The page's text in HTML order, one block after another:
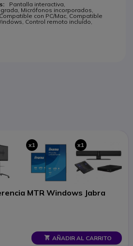
Pantalla interactiva,
Micrófonos incorporados,
con PC/Mac, Compatible
Control remoto incluído,
x1 x1
MTR Windows Jabra
AÑADIR AL CARRITO